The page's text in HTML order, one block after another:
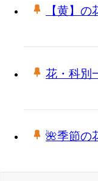
【黄】
花・科別
🌺季節の